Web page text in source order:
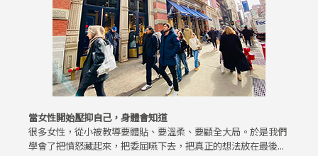
當女性開始壓抑自己，身體會知道
很多女性，從小被教導要體貼、要溫柔、要顧全大局。於是我們
學會了把憤怒藏起來，把委屈嚥下去，把真正的想法放在最後...